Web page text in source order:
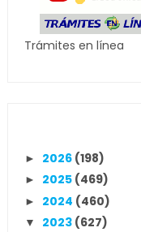
Trámites en línea
► 2026 (198)
► 2025 (469)
► 2024 (460)
▼ 2023 (627)